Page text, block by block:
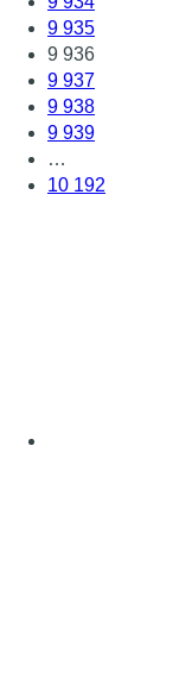
9 935
9 936
9 937
9 938
9 939
…
10 192